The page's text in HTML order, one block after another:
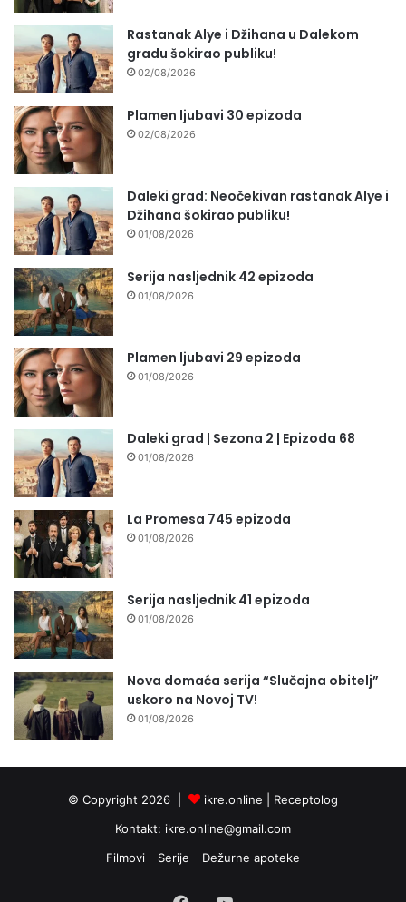
Rastanak Alye i Džihana u Dalekom
gradu šokirao publiku!
02/08/2026
Plamen ljubavi 30 epizoda
02/08/2026
Daleki grad: Neočekivan rastanak Alye i
Džihana šokirao publiku!
01/08/2026
Serija nasljednik 42 epizoda
01/08/2026
Plamen ljubavi 29 epizoda
01/08/2026
Daleki grad | Sezona 2 | Epizoda 68
01/08/2026
La Promesa 745 epizoda
01/08/2026
Serija nasljednik 41 epizoda
01/08/2026
Nova domaća serija “Slučajna obitelj”
uskoro na Novoj TV!
01/08/2026
© Copyright 2026 | ikre.online | Receptolog
Kontakt: ikre.online@gmail.com
Filmovi
Serije Dežurne apoteke